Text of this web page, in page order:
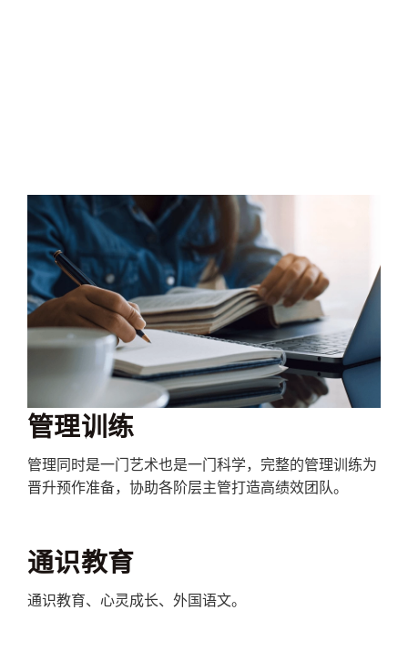
管理训练
管理同时是一门艺术也是一门科学，完整的管理训练为
晋升预作准备，协助各阶层主管打造高绩效团队。
通识教育
通识教育、心灵成长、外国语文。